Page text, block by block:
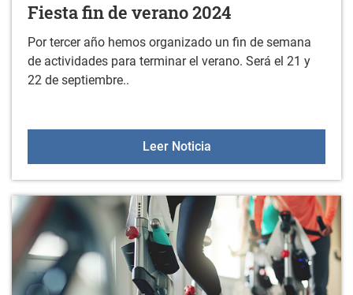
Fiesta fin de verano 2024
Por tercer año hemos organizado un fin de semana
de actividades para terminar el verano. Será el 21 y
22 de septiembre..
Leer NoticiaFiesta fin de verano 2024